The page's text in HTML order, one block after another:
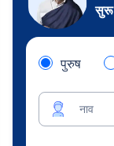
सुरू
पुरुष
नाव